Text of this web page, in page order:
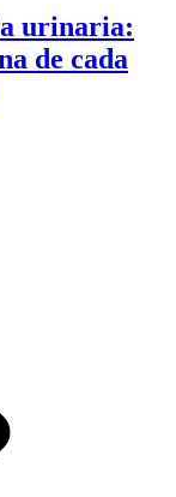
urinaria:
de cada